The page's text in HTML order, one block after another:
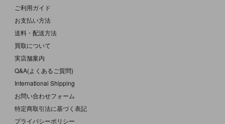
ご利用ガイド
お支払い方法
送料・配送方法
買取について
実店舗案内
Q&A(よくあるご質問)
International Shipping
お問い合わせフォーム
特定商取引法に基づく表記
プライバシーポリシー